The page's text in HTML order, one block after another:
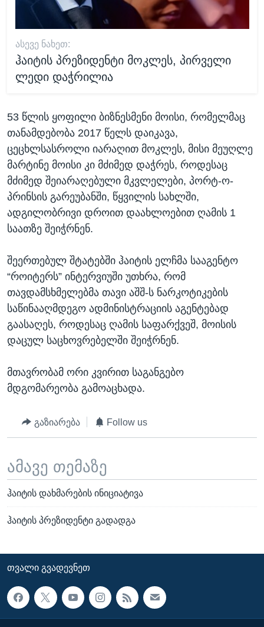
ᲐᲡᲔᲕᲔ ᲜᲐᲮᲔᲗ:
ჰაიტის პრეზიდენტი მოკლეს, პირველი
ლედი დაჭრილია
53 წლის ყოფილი ბიზნესმენი მოისი, რომელმაც
თანამდებობა 2017 წელს დაიკავა,
ცეცხლსასროლი იარაღით მოკლეს, მისი მეუღლე
მარტინე მოისი კი მძიმედ დაჭრეს, როდესაც
მძიმედ შეიარაღებული მკვლელები, პორტ-ო-
პრინსის გარეუბანში, წყვილის სახლში,
ადგილობრივი დროით დაახლოებით ღამის 1
საათზე შეიჭრნენ.
შეერთებულ შტატებში ჰაიტის ელჩმა სააგენტო
“როიტერს” ინტერვიუში უთხრა, რომ
თავდამსხმელებმა თავი აშშ-ს ნარკოტიკების
საწინააღმდეგო ადმინისტრაციის აგენტებად
გაასაღეს, როდესაც ღამის საფარქვეშ, მოისის
დაცულ საცხოვრებელში შეიჭრნენ.
მთავრობამ ორი კვირით საგანგებო
მდგომარეობა გამოაცხადა.
გაზიარება Follow us
ამავე თემაზე
ჰაიტის დახმარების ინიციატივა
ჰაიტის პრეზიდენტი გადადგა
ᲗᲕᲐᲚᲘ ᲒᲕᲐᲓᲔᲕᲜᲔᲗ